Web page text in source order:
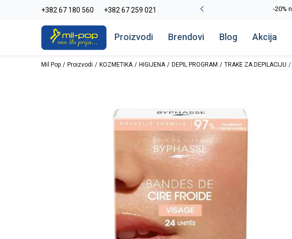
+382 67 180 560 +382 67 259 021
-20% na kompletan asortiman Pogledaj više
Proizvodi Brendovi Blog Akcija
Mil Pop Proizvodi KOZMETIKA HIGIJENA DEPIL PROGRAM TRAKE ZA DEPILACIJU